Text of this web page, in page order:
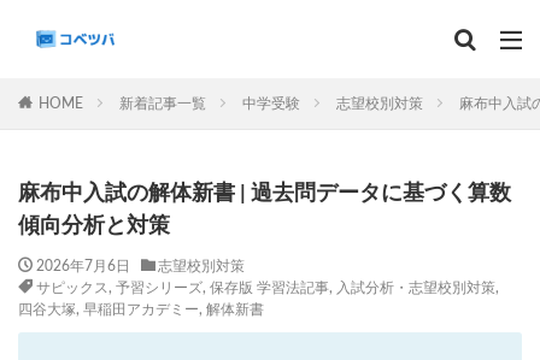
HOME 新着記事一覧 中学受験 志望校別対策 麻布中入試
麻布中入試の解体新書 | 過去問データに基づく算数
傾向分析と対策
2026年7月6日
志望校別対策
サピックス , 予習シリーズ, 保存版 学習法記事, 入試分析・志望校別対策,
四谷大塚, 早稲田アカデミー, 解体新書
カテゴリー
タグ
算数 理科 3年生 後期(9月~11月)